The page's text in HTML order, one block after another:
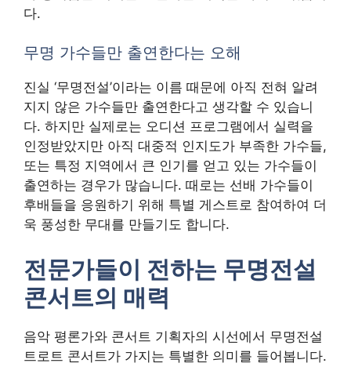
다.
무명 가수들만 출연한다는 오해
진실 ‘무명전설’이라는 이름 때문에 아직 전혀 알려
지지 않은 가수들만 출연한다고 생각할 수 있습니
다. 하지만 실제로는 오디션 프로그램에서 실력을
인정받았지만 아직 대중적 인지도가 부족한 가수들,
또는 특정 지역에서 큰 인기를 얻고 있는 가수들이
출연하는 경우가 많습니다. 때로는 선배 가수들이
후배들을 응원하기 위해 특별 게스트로 참여하여 더
욱 풍성한 무대를 만들기도 합니다.
전문가들이 전하는 무명전설
콘서트의 매력
음악 평론가와 콘서트 기획자의 시선에서 무명전설
트로트 콘서트가 가지는 특별한 의미를 들어봅니다.